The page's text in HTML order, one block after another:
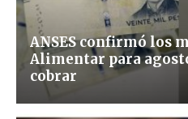
ANSES confirmó los
Alimentar para
cobrar